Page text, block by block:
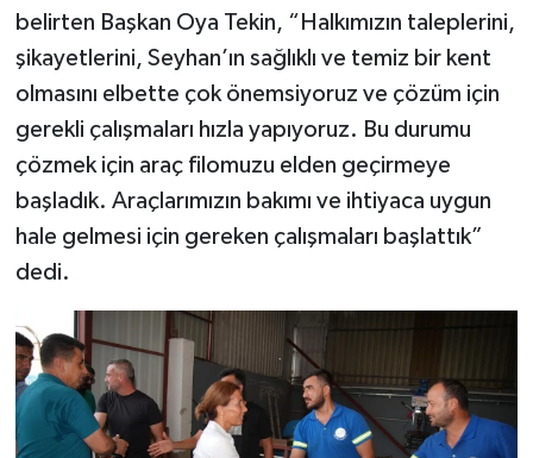
belirten Başkan Oya Tekin, “Halkımızın taleplerini,
şikayetlerini, Seyhan’ın sağlıklı ve temiz bir kent
olmasını elbette çok önemsiyoruz ve çözüm için
gerekli çalışmaları hızla yapıyoruz. Bu durumu
çözmek için araç filomuzu elden geçirmeye
başladık. Araçlarımızın bakımı ve ihtiyaca uygun
hale gelmesi için gereken çalışmaları başlattık”
dedi.